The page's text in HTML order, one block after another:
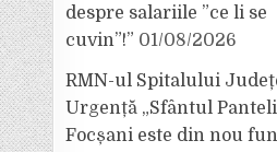
despre salariile ”ce li se
cuvin”!” 01/08/2026
RMN-ul Spitalului
Urgență „Sfântul
Focșani este din nou